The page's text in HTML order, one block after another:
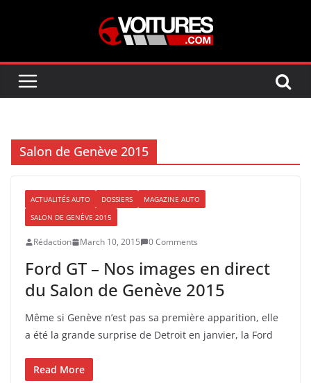
Salon de Genève 2015
ACTUALITÉS AUTO DOSSIERS
MAGAZINE AUTO
SALON DE GENÈVE 2015
Rédaction March 10, 2015 0 Comments
Ford GT – Nos images en direct
du Salon de Genève 2015
Même si Genève n’est pas sa première apparition, elle
a été la grande surprise de Detroit en janvier, la Ford
Read More